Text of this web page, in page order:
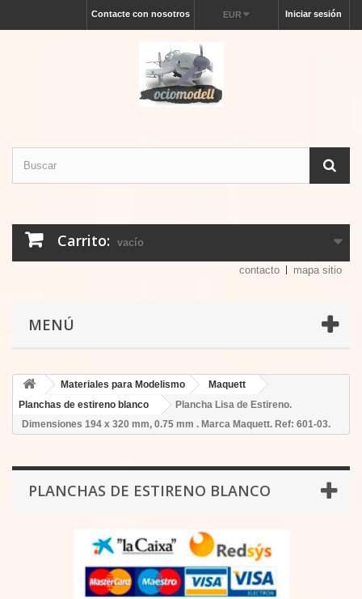
Iniciar sesión
EUR
Contacte con nosotros
Carrito: vacío
contacto mapa sitio
MENÚ
Materiales para Modelismo
Maquett
Planchas de estireno blanco
Plancha Lisa de Estireno.
Dimensiones 194 x 320 mm, 0.75 mm . Marca Maquett. Ref: 601-03.
PLANCHAS DE ESTIRENO BLANCO